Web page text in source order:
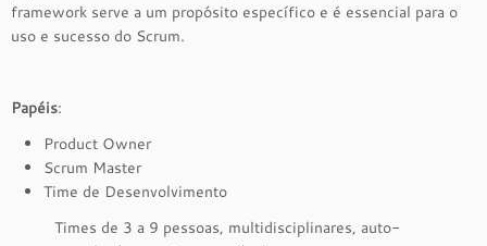
framework serve a um propósito específico e é essencial para o
uso e sucesso do Scrum.
Papéis:
Product Owner
Scrum Master
Time de Desenvolvimento
Times de 3 a 9 pessoas, multidisciplinares, auto-